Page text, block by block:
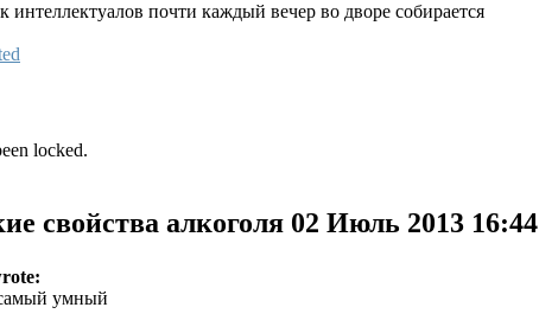
интеллектуалов почти каждый вечер во дворе собирается
locked.
свойства алкоголя 02 Июль 2013 16:44
умный